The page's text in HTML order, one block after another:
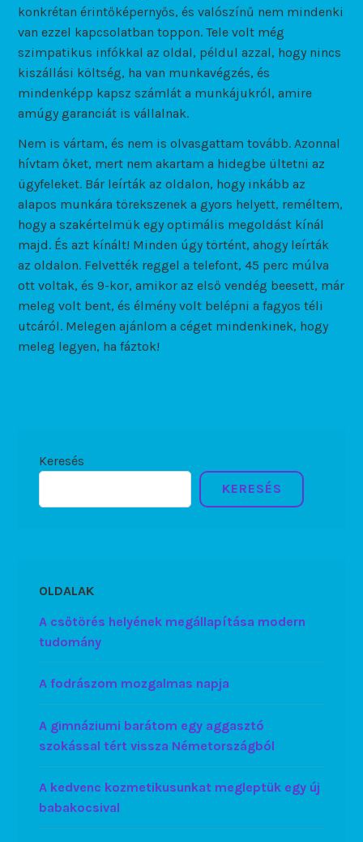
konkrétan érintőképernyős, és valószínű nem mindenki
van ezzel kapcsolatban toppon. Tele volt még
szimpatikus infókkal az oldal, példul azzal, hogy nincs
kiszállási költség, ha van munkavégzés, és
mindenképp kapsz számlát a munkájukról, amire
amúgy garanciát is vállalnak.
Nem is vártam, és nem is olvasgattam tovább. Azonnal
hívtam őket, mert nem akartam a hidegbe ültetni az
ügyfeleket. Bár leírták az oldalon, hogy inkább az
alapos munkára törekszenek a gyors helyett, reméltem,
hogy a szakértelmük egy optimális megoldást kínál
majd. És azt kínált! Minden úgy történt, ahogy leírták
az oldalon. Felvették reggel a telefont, 45 perc múlva
ott voltak, és 9-kor, amikor az első vendég beesett, már
meleg volt bent, és élmény volt belépni a fagyos téli
utcáról. Melegen ajánlom a céget mindenkinek, hogy
meleg legyen, ha fáztok!
Keresés
KERESÉS
OLDALAK
A csőtörés helyének megállapítása modern
tudomány
A fodrászom mozgalmas napja
A gimnáziumi barátom egy aggasztó
szokással tért vissza Németországból
A kedvenc kozmetikusunkat megleptük egy új
babakocsival